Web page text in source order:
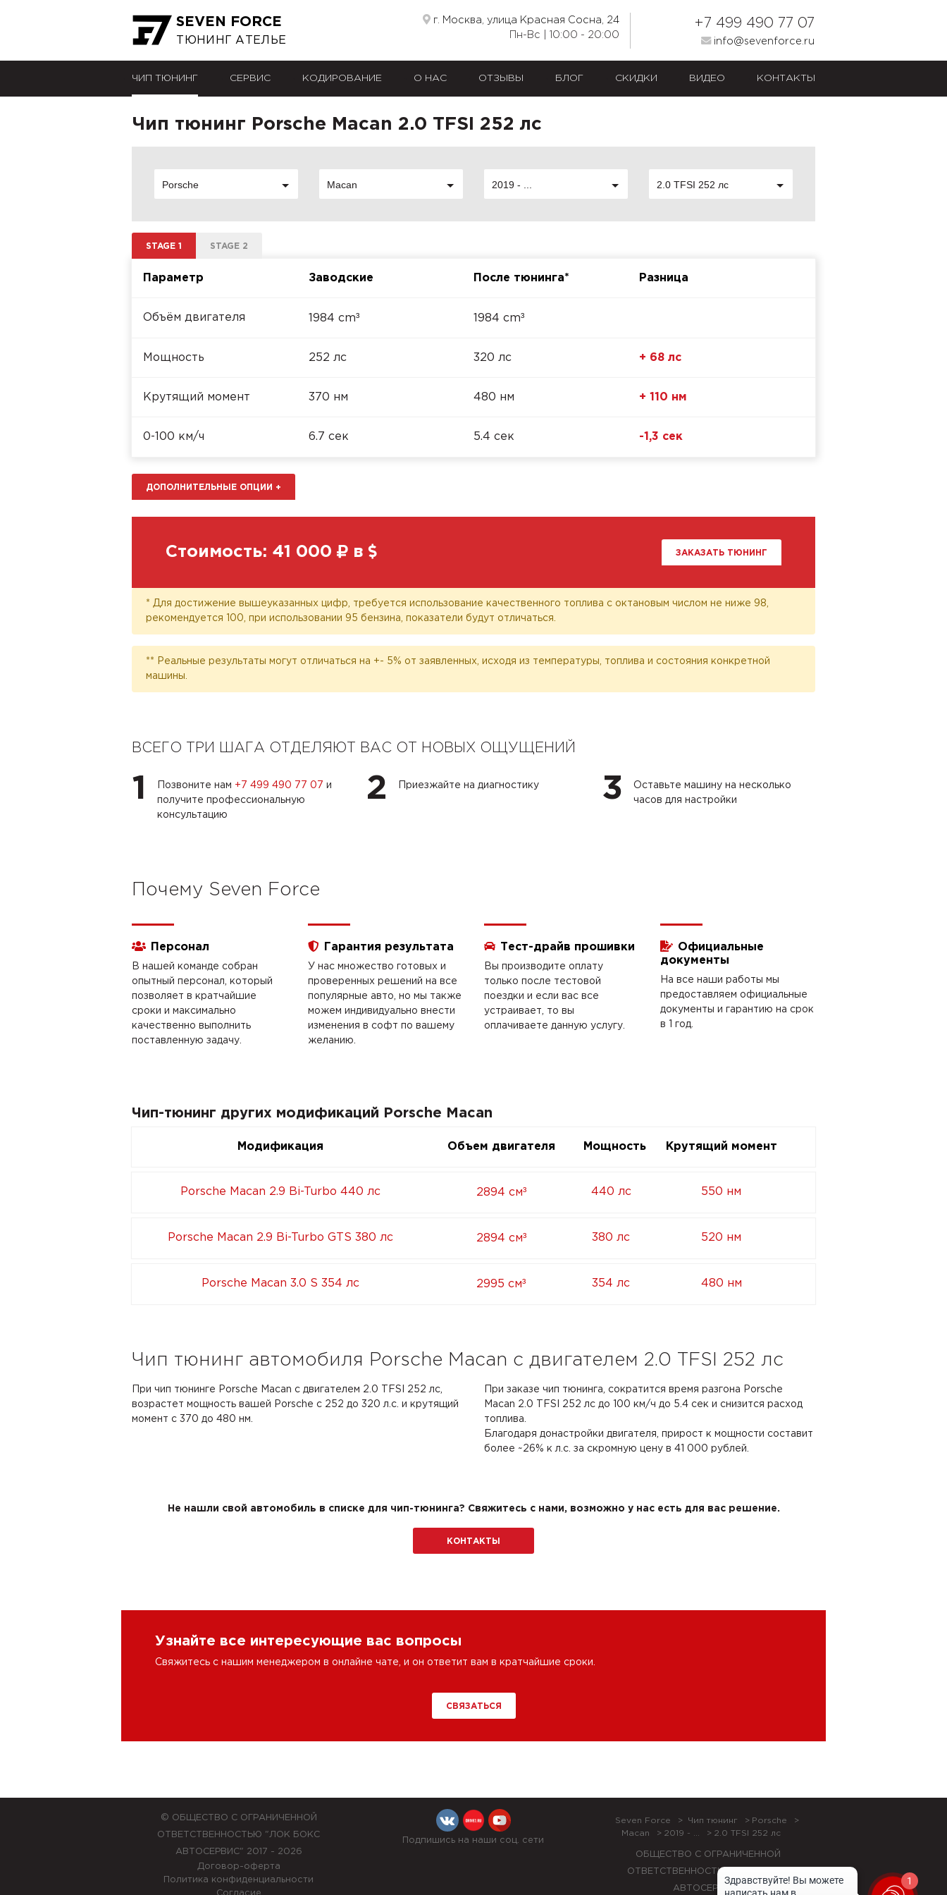
SEVEN FORCE
ТЮНИНГ АТЕЛЬЕ
г. Москва, улица Красная Сосна, 24
Пн-Вс | 10:00 - 20:00
+7 499 490 77 07
info@sevenforce.ru
ЧИП ТЮНИНГ СЕРВИС КОДИРОВАНИЕ О НАС ОТЗЫВЫ БЛОГ СКИДКИ ВИДЕО КОНТАКТЫ
Чип тюнинг Porsche Macan 2.0 TFSI 252 лс
Porsche Macan 2019 - ... 2.0 TFSI 252 лс
STAGE 1 STAGE 2
Параметр Заводские После тюнинга* Разница
Объём двигателя 1984 cm³ 1984 cm³
Мощность 252 лс 320 лс + 68 лс
Крутящий момент 370 нм 480 нм + 110 нм
0-100 км/ч 6.7 сек 5.4 сек -1,3 сек
ДОПОЛНИТЕЛЬНЫЕ ОПЦИИ +
Стоимость: 41 000 в ЗАКАЗАТЬ ТЮНИНГ
* Для достижение вышеуказанных цифр, требуется использование качественного топлива с октановым числом не ниже 98,
рекомендуется 100, при использовании 95 бензина, показатели будут отличаться.
** Реальные результаты могут отличаться на +- 5% от заявленных, исходя из температуры, топлива и состояния конкретной
машины.
ВСЕГО ТРИ ШАГА ОТДЕЛЯЮТ ВАС ОТ НОВЫХ ОЩУЩЕНИЙ
1 Позвоните нам +7 499 490 77 07
и
получите профессиональную
консультацию
2 Приезжайте на диагностику 3
Оставьте машину на несколько
часов для настройки
Почему Seven Force
Персонал
В нашей команде собран
опытный персонал, который
позволяет в кратчайшие
сроки и максимально
качественно выполнить
поставленную задачу.
Гарантия результата
У нас множество готовых и
проверенных решений на все
популярные авто, но мы также
можем индивидуально внести
изменения в софт по вашему
желанию.
Тест-драйв прошивки
Вы производите оплату
только после тестовой
поездки и если вас все
устраивает, то вы
оплачиваете данную услугу.
Официальные
документы
На все наши работы мы
предоставляем официальные
документы и гарантию на срок
в 1 год.
Чип-тюнинг других модификаций Porsche Macan
Модификация Объем двигателя Мощность Крутящий момент
Porsche Macan 2.9 Bi-Turbo 440 лс 2894 см³ 440 лс 550 нм
Porsche Macan 2.9 Bi-Turbo GTS 380 лс 2894 см³ 380 лс 520 нм
Porsche Macan 3.0 S 354 лс 2995 см³ 354 лс 480 нм
Чип тюнинг автомобиля Porsche Macan с двигателем 2.0 TFSI 252 лс
При чип тюнинге Porsche Macan с двигателем 2.0 TFSI 252 лс,
возрастет мощность вашей Porsche с 252 до 320 л.с. и крутящий
момент с 370 до 480 нм.
При заказе чип тюнинга, сократится время разгона Porsche
Macan 2.0 TFSI 252 лс до 100 км/ч до 5.4 сек и снизится расход
топлива.
Благодаря донастройки двигателя, прирост к мощности составит
более ~26% к л.с. за скромную цену в 41 000 рублей.
Не нашли свой автомобиль в списке для чип-тюнинга? Свяжитесь с нами, возможно у нас есть для вас решение.
КОНТАКТЫ
Узнайте все интересующие вас вопросы
Свяжитесь с нашим менеджером в онлайне чате, и он ответит вам в кратчайшие сроки.
СВЯЗАТЬСЯ
© ОБЩЕСТВО С ОГРАНИЧЕННОЙ
ОТВЕТСТВЕННОСТЬЮ "ЛОК БОКС
АВТОСЕРВИС" 2017 - 2026
Договор-оферта
Политика конфиденциальности
Согласие
Подпишись на наши соц. сети
Seven Force Чип тюнинг
Porsche
Macan
2019 - ... 2.0 TFSI 252 лс
ОБЩЕСТВО С ОГРАНИЧЕННОЙ
ОТВЕТСТВЕННОСТЬЮ "ЛОК БОКС
АВТОСЕРВИС",
1